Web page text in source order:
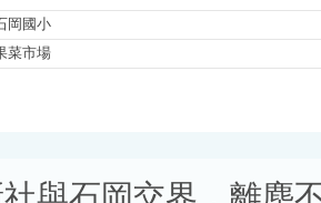
岡國小
菜市場